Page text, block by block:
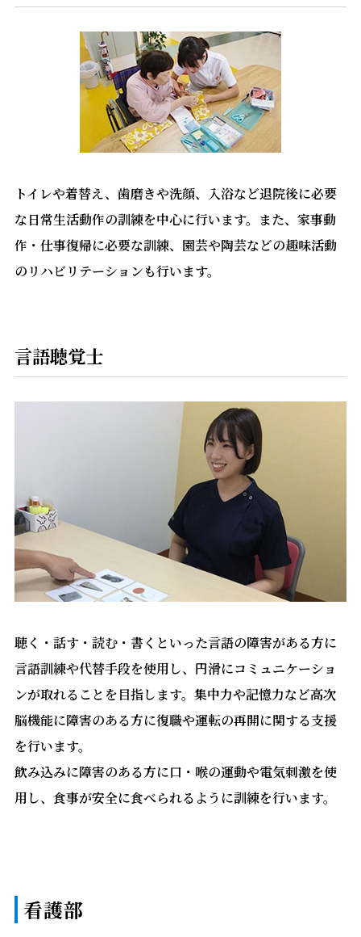
トイレや着替え、歯磨きや洗顔、入浴など退院後に必要
な日常生活動作の訓練を中心に行います。また、家事動
作・仕事復帰に必要な訓練、園芸や陶芸などの趣味活動
のリハビリテーションも行います。
言語聴覚士
聴く・話す・読む・書くといった言語の障害がある方に
言語訓練や代替手段を使用し、円滑にコミュニケーショ
ンが取れることを目指します。集中力や記憶力など高次
脳機能に障害のある方に復職や運転の再開に関する支援
を行います。
飲み込みに障害のある方に口・喉の運動や電気刺激を使
用し、食事が安全に食べられるように訓練を行います。
看護部